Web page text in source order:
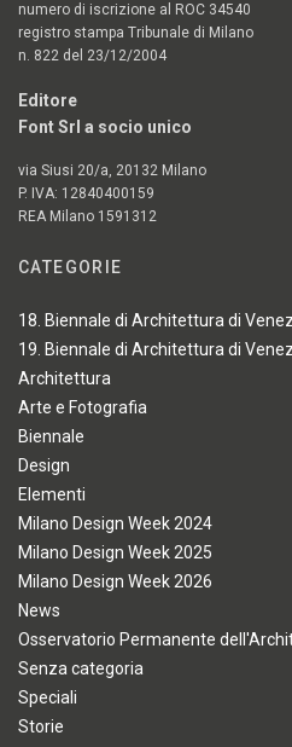
numero di iscrizione al ROC 34540
registro stampa Tribunale di Milano
n. 822 del 23/12/2004
Editore
Font Srl a socio unico
via Siusi 20/a, 20132 Milano
P. IVA: 12840400159
REA Milano 1591312
CATEGORIE
18. Biennale di Architettura di
19. Biennale di Architettura di
Architettura
Arte e Fotografia
Biennale
Design
Elementi
Milano Design Week 2024
Milano Design Week 2025
Milano Design Week 2026
News
Osservatorio Permanente
Senza categoria
Speciali
Storie